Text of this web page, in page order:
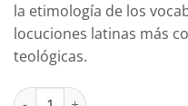
la etimología de los
locuciones latinas más
teológicas.
Diccionario Teológico -